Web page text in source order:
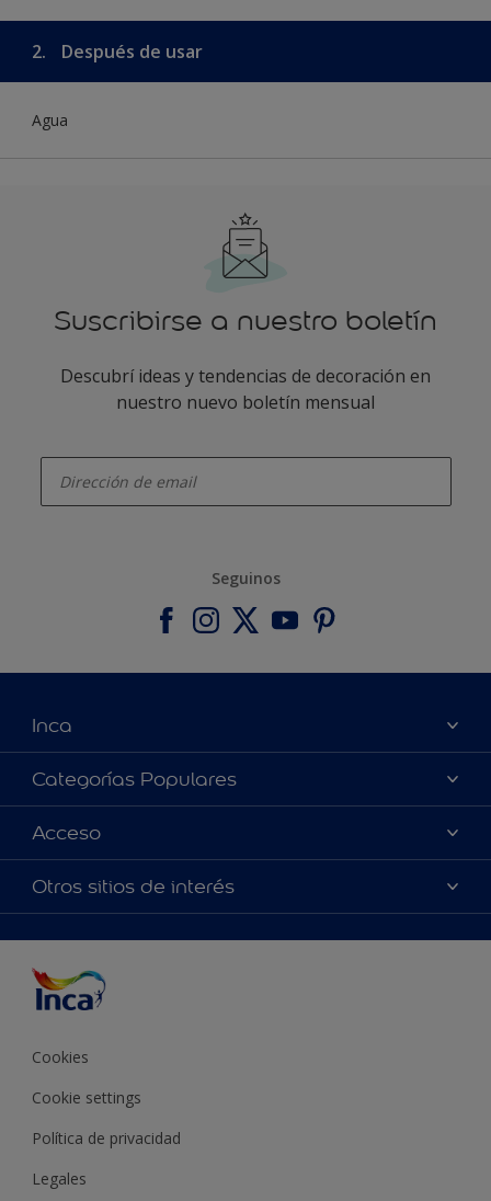
2. Después de usar
Agua
Suscribirse a nuestro boletín
Descubrí ideas y tendencias de decoración en
nuestro nuevo boletín mensual
Seguinos
Inca
Acerca de Inca
Contactanos
Encontrá un distribuidor Inca
Categorías Populares
Colores
Productos
Inspiración
Acceso
Accesibilidad
Precisión del color
Otros sitios de interés
Cookies
Cookie settings
Política de privacidad
Legales